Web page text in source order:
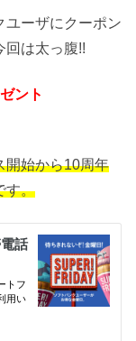
ユーザにクーポン
回は太っ腹!!
ント
開始から10周年
す。